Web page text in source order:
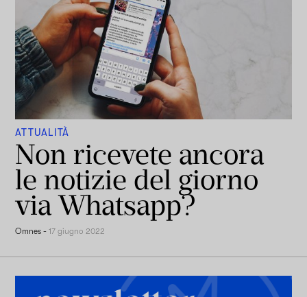
ATTUALITÀ
Non ricevete ancora
le notizie del giorno
via Whatsapp?
Omnes -17 giugno 2022